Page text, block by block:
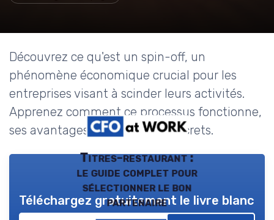
Découvrez ce qu'est un spin-off, un
phénomène économique crucial pour les
entreprises visant à scinder leurs activités.
Apprenez comment ce processus fonctionne,
ses avantages et exemples concrets.
Titres-restaurant :
le guide complet pour
sélectionner le bon
partenaire
Téléchargez gratuitement le livre blanc